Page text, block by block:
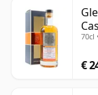
70cl
€